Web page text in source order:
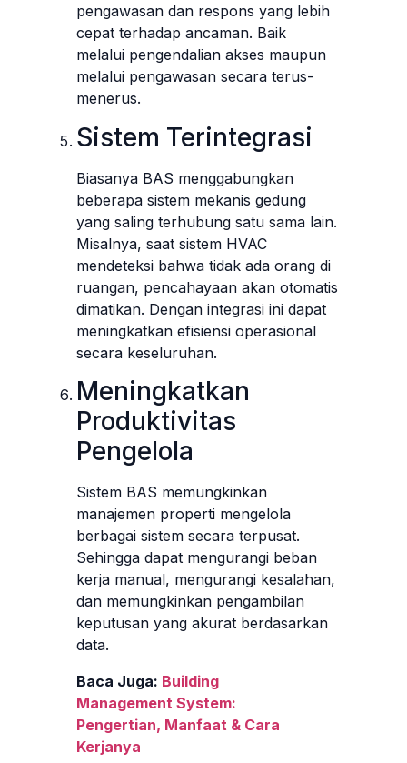
pengawasan dan respons yang lebih
cepat terhadap ancaman. Baik
melalui pengendalian akses maupun
melalui pengawasan secara terus-
menerus.
Sistem Terintegrasi
Biasanya BAS menggabungkan
beberapa sistem mekanis gedung
yang saling terhubung satu sama lain.
Misalnya, saat sistem HVAC
mendeteksi bahwa tidak ada orang di
ruangan, pencahayaan akan otomatis
dimatikan. Dengan integrasi ini dapat
meningkatkan efisiensi operasional
secara keseluruhan.
Meningkatkan
Produktivitas
Pengelola
Sistem BAS memungkinkan
manajemen properti mengelola
berbagai sistem secara terpusat.
Sehingga dapat mengurangi beban
kerja manual, mengurangi kesalahan,
dan memungkinkan pengambilan
keputusan yang akurat berdasarkan
data.
Baca Juga: Building
Management System:
Pengertian, Manfaat & Cara
Kerjanya